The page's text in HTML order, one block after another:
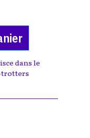
dans le
trotters